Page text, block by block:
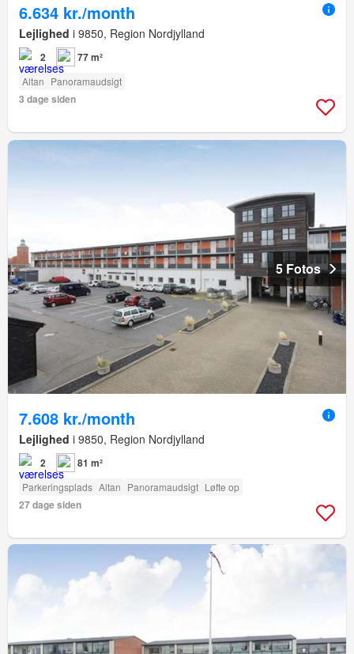
6.634 kr./month
Lejlighed i 9850, Region Nordjylland
2 77 m²
Altan Panoramaudsigt
3 dage siden
5 Fotos
7.608 kr./month
Lejlighed i 9850, Region Nordjylland
2 81 m²
Parkeringsplads Altan Panoramaudsigt Løfte op
27 dage siden